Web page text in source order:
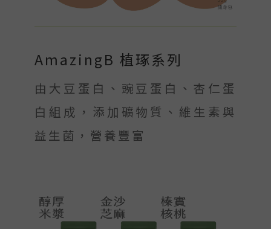
AmazingB 植琢系列
由大豆蛋白、豌豆蛋白、杏仁蛋
白組成，添加礦物質、維生素與
益生菌，營養豐富